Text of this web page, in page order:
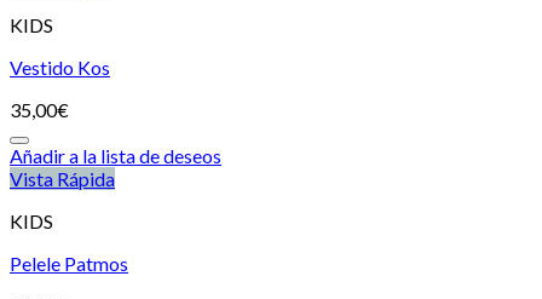
KIDS
Vestido Kos
35,00€
Añadir a la lista de deseos
Vista Rápida
KIDS
Pelele Patmos